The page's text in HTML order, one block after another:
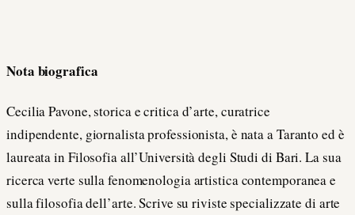
Nota biografica
Cecilia Pavone, storica e critica d’arte, curatrice
indipendente, giornalista professionista, è nata a Taranto ed è
laureata in Filosofia all’Università degli Studi di Bari. La sua
ricerca verte sulla fenomenologia artistica contemporanea e
sulla filosofia dell’arte. Scrive su riviste specializzate di arte